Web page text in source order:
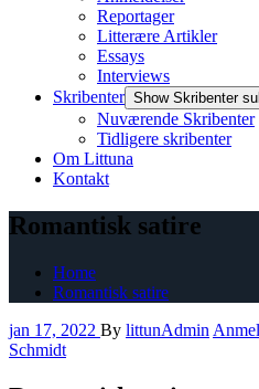
Reportager
Litterære Artikler
Essays
Interviews
Skribenter Show Skribenter
Nuværende Skribenter
Tidligere skribenter
Om Littuna
Kontakt
Romantisk satire
Home
Romantisk satire
jan 17, 2022 By littunAdmin
Schmidt